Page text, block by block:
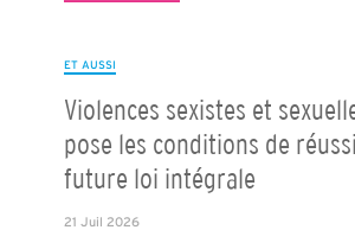
ET AUSSI
Violences sexistes et
pose les conditions de
future loi intégrale
21 Juil 2026